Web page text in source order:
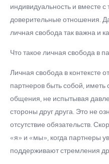
индивидуальность и вместе с
доверительные отношения.
личная свобода так важна и
Что такое личная свобода в
Личная свобода в контексте
партнеров быть собой, иметь
общения, не испытывая
стороны друг друга. Это не
отсутствие обязательств.
«я» и «мы», когда партнеры
поддерживают стремления